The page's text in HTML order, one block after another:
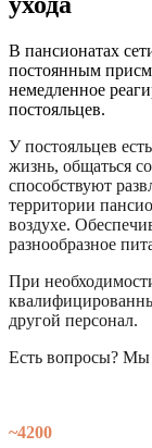
В пансионатах
постоянным
немедленное
постояльцев.
У постояльцев
жизнь, общаться
способствуют
территории
воздухе.
разнообразное
При
другой персонал.
Есть вопросы? Мы
~4200